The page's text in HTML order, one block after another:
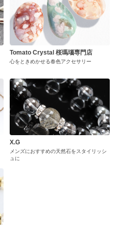
Tomato Crystal 桜瑪瑙専門店
心をときめかせる春色アクセサリー
X.G
メンズにおすすめの天然石をスタイリッシ
ュに